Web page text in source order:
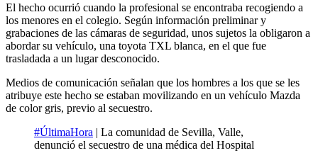
El hecho ocurrió cuando la profesional se encontraba recogiendo a
los menores en el colegio. Según información preliminar y
grabaciones de las cámaras de seguridad, unos sujetos la obligaron a
abordar su vehículo, una toyota TXL blanca, en el que fue
trasladada a un lugar desconocido.
Medios de comunicación señalan que los hombres a los que se les
atribuye este hecho se estaban movilizando en un vehículo Mazda
de color gris, previo al secuestro.
#ÚltimaHora | La comunidad de Sevilla, Valle,
denunció el secuestro de una médica del Hospital